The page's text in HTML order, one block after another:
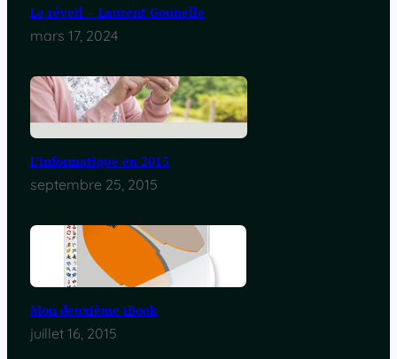
Le réveil – Laurent Gounelle
mars 17, 2024
L’informatique en 2015
septembre 25, 2015
Mon deuxième iBook
juillet 16, 2015